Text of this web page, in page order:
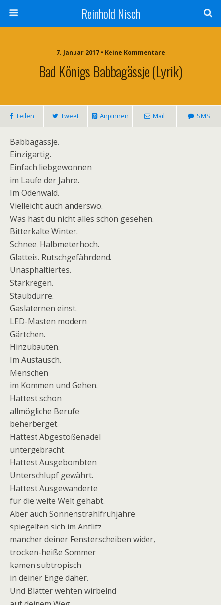
Reinhold Nisch
7. Januar 2017 • Keine Kommentare
Bad Königs Babbagässje (Lyrik)
Teilen Tweet Anpinnen Mail SMS
Babbagässje.
Einzigartig.
Einfach liebgewonnen
im Laufe der Jahre.
Im Odenwald.
Vielleicht auch anderswo.
Was hast du nicht alles schon gesehen.
Bitterkalte Winter.
Schnee. Halbmeterhoch.
Glatteis. Rutschgefährdend.
Unasphaltiertes.
Starkregen.
Staubdürre.
Gaslaternen einst.
LED-Masten modern
Gärtchen.
Hinzubauten.
Im Austausch.
Menschen
im Kommen und Gehen.
Hattest schon
allmögliche Berufe
beherberget.
Hattest Abgestoßenadel
untergebracht.
Hattest Ausgebombten
Unterschlupf gewährt.
Hattest Ausgewanderte
für die weite Welt gehabt.
Aber auch Sonnenstrahlfrühjahre
spiegelten sich im Antlitz
mancher deiner Fensterscheiben wider,
trocken-heiße Sommer
kamen subtropisch
in deiner Enge daher.
Und Blätter wehten wirbelnd